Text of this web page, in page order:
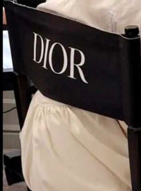
инструменти, базирани на
неправомерно използвана музика,
14 отбора от НБА, Университета
на музикални права
е липсата на достатъчна
невидими до момента на
компанията да носи